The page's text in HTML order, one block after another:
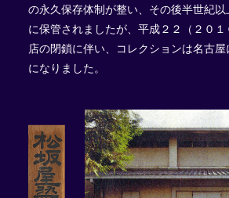
の永久保存体制が整い、その後半世紀以
に保管されましたが、平成２２（２０１
店の閉鎖に伴い、コレクションは名古屋
になりました。